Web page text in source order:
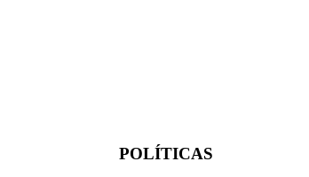
POLÍTICAS